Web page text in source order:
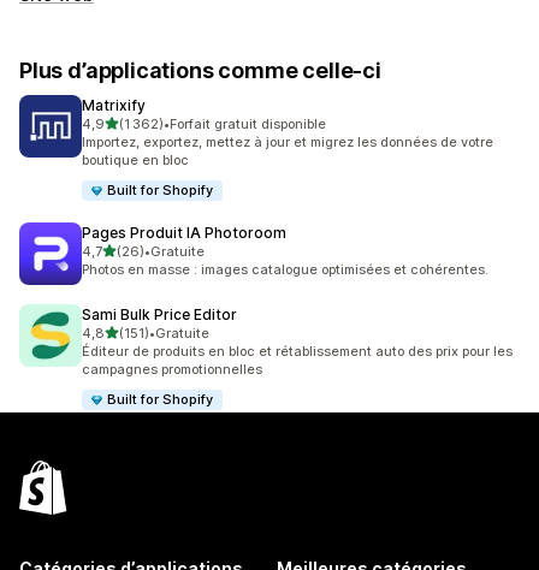
Plus d’applications comme celle-ci
Matrixify
4,9étoile(s) sur 5
(1 362)
1362 avis au total
•Forfait gratuit disponible
Importez, exportez, mettez à jour et migrez les données de votre
boutique en bloc
Built for Shopify
Pages Produit IA Photoroom
4,7étoile(s) sur 5
(26)
26 avis au total
•Gratuite
Photos en masse : images catalogue optimisées et cohérentes.
Sami Bulk Price Editor
4,8étoile(s) sur 5
(151)
151 avis au total
•Gratuite
Éditeur de produits en bloc et rétablissement auto des prix pour les
campagnes promotionnelles
Built for Shopify